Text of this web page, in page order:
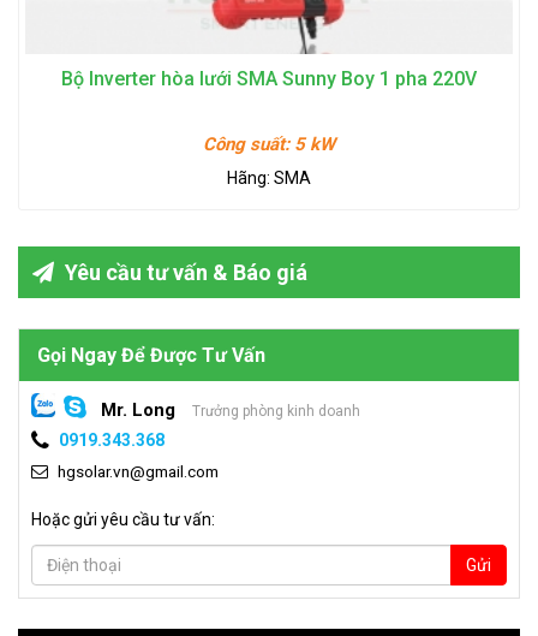
Bộ Inverter hòa lưới SMA Sunny Boy 1 pha 220V
Công suất: 5 kW
Hãng: SMA
Yêu cầu tư vấn & Báo giá
Gọi Ngay Để Được Tư Vấn
Mr. Long Trưởng phòng kinh doanh
0919.343.368
hgsolar.vn@gmail.com
Hoặc gửi yêu cầu tư vấn:
Gửi